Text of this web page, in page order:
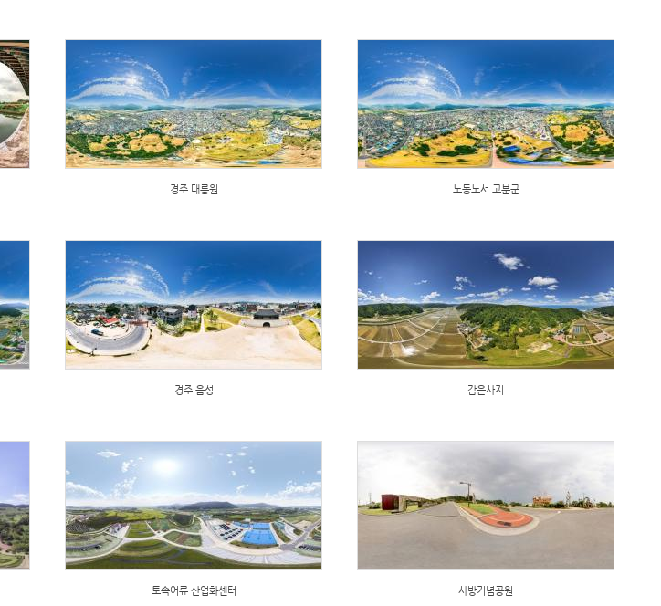
경주 대릉원 노동노서 고분군
경주 읍성 감은사지
토속어류 산업화센터 사방기념공원